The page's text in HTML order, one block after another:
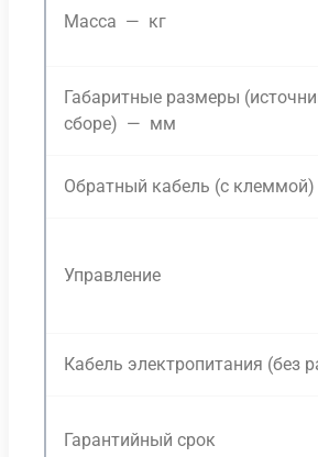
Масса — кг
Габаритные размеры
сборе) — мм
Обратный кабель (с клеммой)
Управление
Кабель электропитания (без
Гарантийный срок